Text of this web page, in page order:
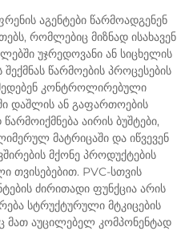
აგენტები წარმოადგენენ
რომლებიც მიზნად ისახავენ
უჯრედოვანი ან სიცხელის
წარმოების პროცესების
კონტროლირებული
დაშლის ან გაფართოების
აირის ბუშტები,
მატრიცაში და იწვევენ
მქონე პროდუქტების
თვისებებით. PVC-სთვის
ძირითადი ფუნქცია არის
სტრუქტურული მტკიცების
მათ აუცილებელ კომპონენტად